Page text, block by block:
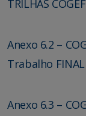
TRILHAS
Anexo 6.2 –
Trabalho FINAL
Anexo 6.3 –